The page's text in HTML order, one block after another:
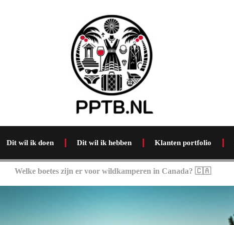
Dit wil ik doen Dit wil ik hebben Klanten portfolio
Welke boetes zijn er voor wildkamperen in Canada? 🇨🇦